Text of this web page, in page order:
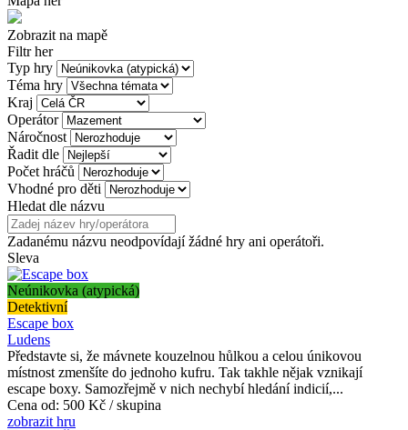
Zobrazit na mapě
Filtr her
Typ hry
Téma hry
Kraj
Operátor
Náročnost
Řadit dle
Počet hráčů
Vhodné pro děti
Hledat dle názvu
Zadanému názvu neodpovídají žádné hry ani operátoři.
Sleva
Neúnikovka (atypická)
Detektivní
Escape box
Ludens
Představte si, že mávnete kouzelnou hůlkou a celou únikovou
místnost zmenšíte do jednoho kufru. Tak takhle nějak vznikají
escape boxy. Samozřejmě v nich nechybí hledání indicií,...
Cena od: 500 Kč / skupina
zobrazit hru